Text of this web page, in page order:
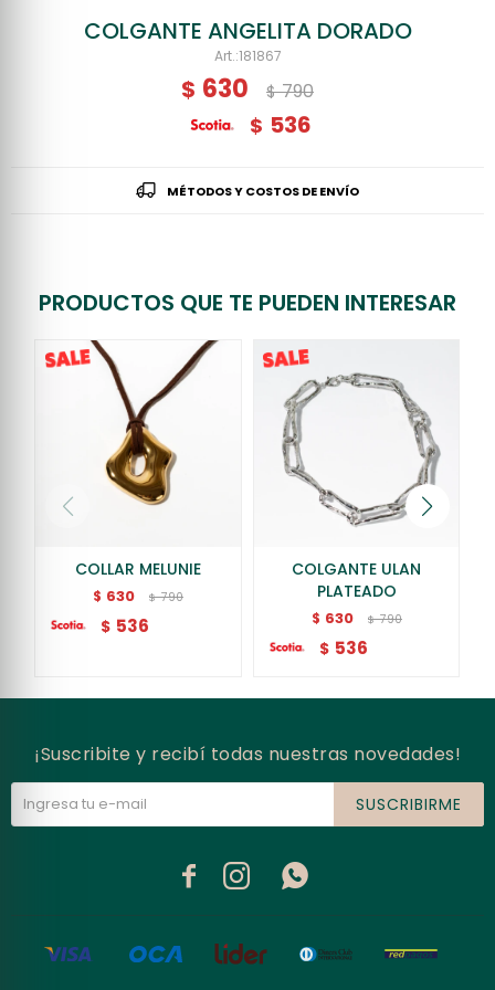
COLGANTE ANGELITA DORADO
181867
$ 630 $ 790
$ 536
MÉTODOS Y COSTOS DE ENVÍO
PRODUCTOS QUE TE PUEDEN INTERESAR
COLLAR MELUNIE
$ 630 $ 790
$ 536
COLGANTE ULAN
PLATEADO
$ 630 $ 790
$ 536
¡Suscribite y recibí todas nuestras novedades!
SUSCRIBIRME
  